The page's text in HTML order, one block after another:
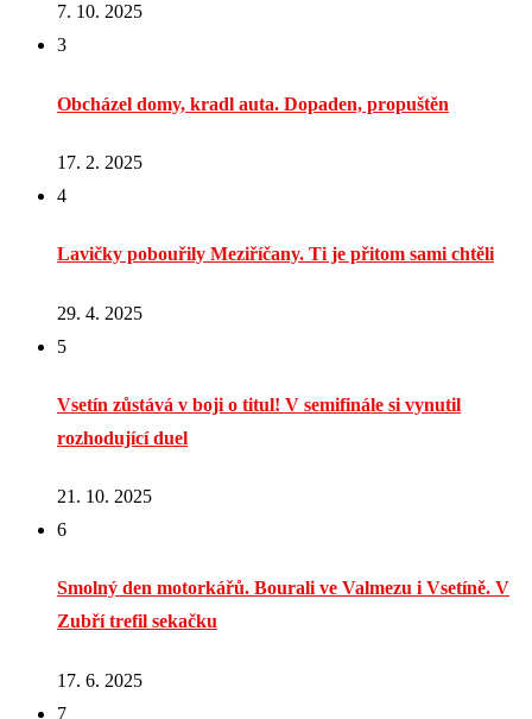
7. 10. 2025
3
Obcházel domy, kradl auta. Dopaden, propuštěn
17. 2. 2025
4
Lavičky pobouřily Meziříčany. Ti je přitom sami chtěli
29. 4. 2025
5
Vsetín zůstává v boji o titul! V semifinále si vynutil
rozhodující duel
21. 10. 2025
6
Smolný den motorkářů. Bourali ve Valmezu i Vsetíně. V
Zubří trefil sekačku
17. 6. 2025
7